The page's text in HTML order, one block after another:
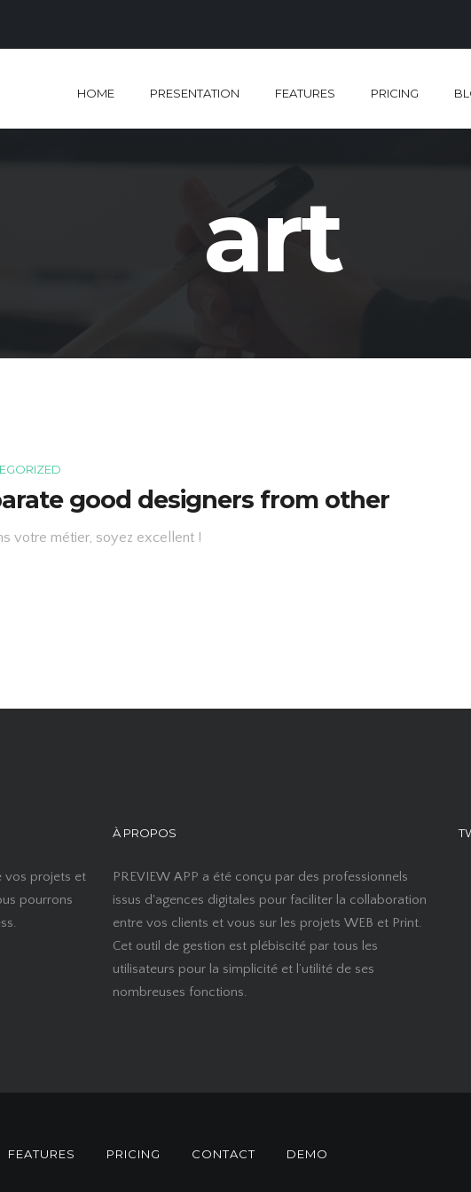
HOME PRESENTATION FEATURES PRICING
art
good designers from other
votre métier, soyez excellent !
vos projets et
pourrons
À PROPOS
PREVIEW APP a été conçu par des professionnels
issus d'agences digitales pour faciliter la collaboration
entre vos clients et vous sur les projets WEB et Print.
Cet outil de gestion est plébiscité par tous les
utilisateurs pour la simplicité et l’utilité de ses
nombreuses fonctions.
FEATURES PRICING CONTACT DEMO